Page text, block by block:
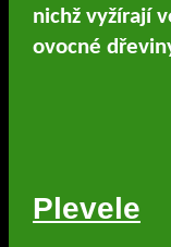
nichž vyžírají
ovocné
Plevele